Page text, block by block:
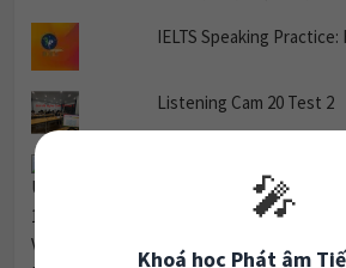
IELTS Speaking
Listening Cam 20 Test 2
🎤
Khoá học Phát âm